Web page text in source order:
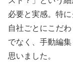
必要と実感。特
自社ごとにこだ
でなく、手動編
思いました。